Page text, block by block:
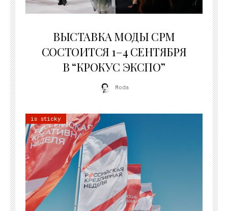
ВЫСТАВКА МОДЫ CPM
СОСТОИТСЯ 1–4 СЕНТЯБРЯ
В “КРОКУС ЭКСПО”
Moda
is sticky